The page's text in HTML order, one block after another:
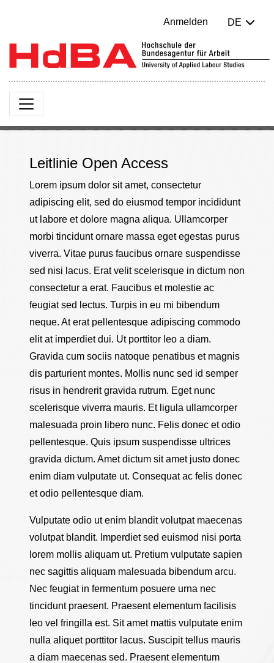
Anmelden DE
Leitlinie Open Access
Lorem ipsum dolor sit amet, consectetur
adipiscing elit, sed do eiusmod tempor incididunt
ut labore et dolore magna aliqua. Ullamcorper
morbi tincidunt ornare massa eget egestas purus
viverra. Vitae purus faucibus ornare suspendisse
sed nisi lacus. Erat velit scelerisque in dictum non
consectetur a erat. Faucibus et molestie ac
feugiat sed lectus. Turpis in eu mi bibendum
neque. At erat pellentesque adipiscing commodo
elit at imperdiet dui. Ut porttitor leo a diam.
Gravida cum sociis natoque penatibus et magnis
dis parturient montes. Mollis nunc sed id semper
risus in hendrerit gravida rutrum. Eget nunc
scelerisque viverra mauris. Et ligula ullamcorper
malesuada proin libero nunc. Felis donec et odio
pellentesque. Quis ipsum suspendisse ultrices
gravida dictum. Amet dictum sit amet justo donec
enim diam vulputate ut. Consequat ac felis donec
et odio pellentesque diam.
Vulputate odio ut enim blandit volutpat maecenas
volutpat blandit. Imperdiet sed euismod nisi porta
lorem mollis aliquam ut. Pretium vulputate sapien
nec sagittis aliquam malesuada bibendum arcu.
Nec feugiat in fermentum posuere urna nec
tincidunt praesent. Praesent elementum facilisis
leo vel fringilla est. Sit amet mattis vulputate enim
nulla aliquet porttitor lacus. Suscipit tellus mauris
a diam maecenas sed. Praesent elementum